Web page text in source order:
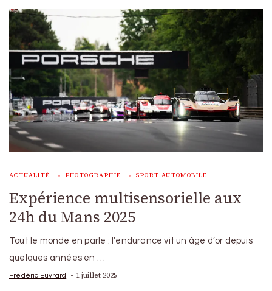
ACTUALITÉ PHOTOGRAPHIE SPORT AUTOMOBILE
Expérience multisensorielle aux
24h du Mans 2025
Tout le monde en parle : l’endurance vit un âge d’or depuis
quelques années en …
Frédéric Euvrard 1 juillet 2025